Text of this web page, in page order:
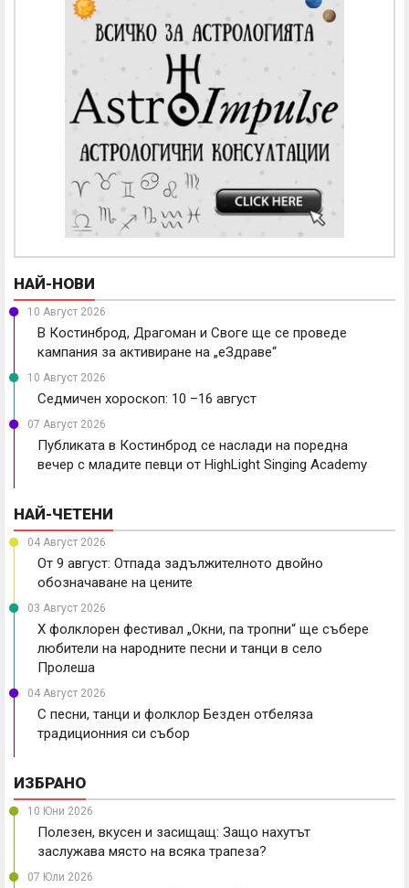
НАЙ-НОВИ
10 Август 2026
В Костинброд, Драгоман и Своге ще се проведе
кампания за активиране на „еЗдраве“
10 Август 2026
Седмичен хороскоп: 10 –16 август
07 Август 2026
Публиката в Костинброд се наслади на поредна
вечер с младите певци от HighLight Singing Academy
НАЙ-ЧЕТЕНИ
04 Август 2026
От 9 август: Отпада задължителното двойно
обозначаване на цените
03 Август 2026
X фолклорен фестивал „Окни, па тропни“ ще събере
любители на народните песни и танци в село
Пролеша
04 Август 2026
С песни, танци и фолклор Безден отбеляза
традиционния си събор
ИЗБРАНО
10 Юни 2026
Полезен, вкусен и засищащ: Защо нахутът
заслужава място на всяка трапеза?
07 Юли 2026